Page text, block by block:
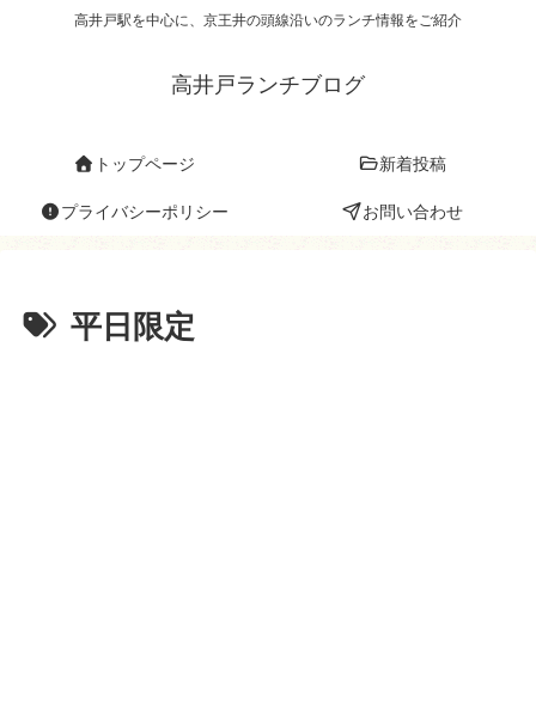
高井戸駅を中心に、京王井の頭線沿いのランチ情報をご紹介
高井戸ランチブログ
トップページ 新着投稿
プライバシーポリシー お問い合わせ
平日限定